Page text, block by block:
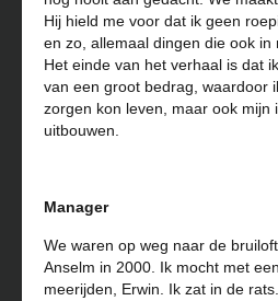
Hij hield me voor dat ik geen
en zo, allemaal dingen die ook in
Het einde van het verhaal is dat
van een groot bedrag, waardoor
zorgen kon leven, maar ook mijn
uitbouwen.
Manager
We waren op weg naar de
Anselm in 2000. Ik mocht met
meerijden, Erwin. Ik zat in de